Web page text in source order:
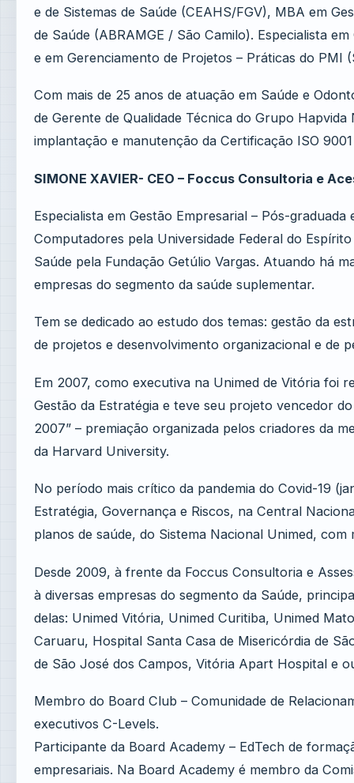
e de Sistemas de Saúde (CEAHS/FGV), MBA em
de Saúde (ABRAMGE / São Camilo). Especialista
e em Gerenciamento de Projetos – Práticas do PMI
Com mais de 25 anos de atuação em Saúde e
de Gerente de Qualidade Técnica do Grupo
implantação e manutenção da Certificação ISO
SIMONE XAVIER- CEO – Foccus Consultoria e
Especialista em Gestão Empresarial – Pós-
Computadores pela Universidade Federal do
Saúde pela Fundação Getúlio Vargas. Atuando há
empresas do segmento da saúde suplementar.
Tem se dedicado ao estudo dos temas: gestão da
de projetos e desenvolvimento organizacional e de
Em 2007, como executiva na Unimed de Vitória foi
Gestão da Estratégia e teve seu projeto vencedor
2007” – premiação organizada pelos criadores da
da Harvard University.
No período mais crítico da pandemia do Covid-19
Estratégia, Governança e Riscos, na Central
planos de saúde, do Sistema Nacional Unimed, com
Desde 2009, à frente da Foccus Consultoria e
à diversas empresas do segmento da Saúde,
delas: Unimed Vitória, Unimed Curitiba, Unimed
Caruaru, Hospital Santa Casa de Misericórdia de
de São José dos Campos, Vitória Apart Hospital e
Membro do Board Club – Comunidade de
executivos C-Levels.
Participante da Board Academy – EdTech de
empresariais. Na Board Academy é membro da